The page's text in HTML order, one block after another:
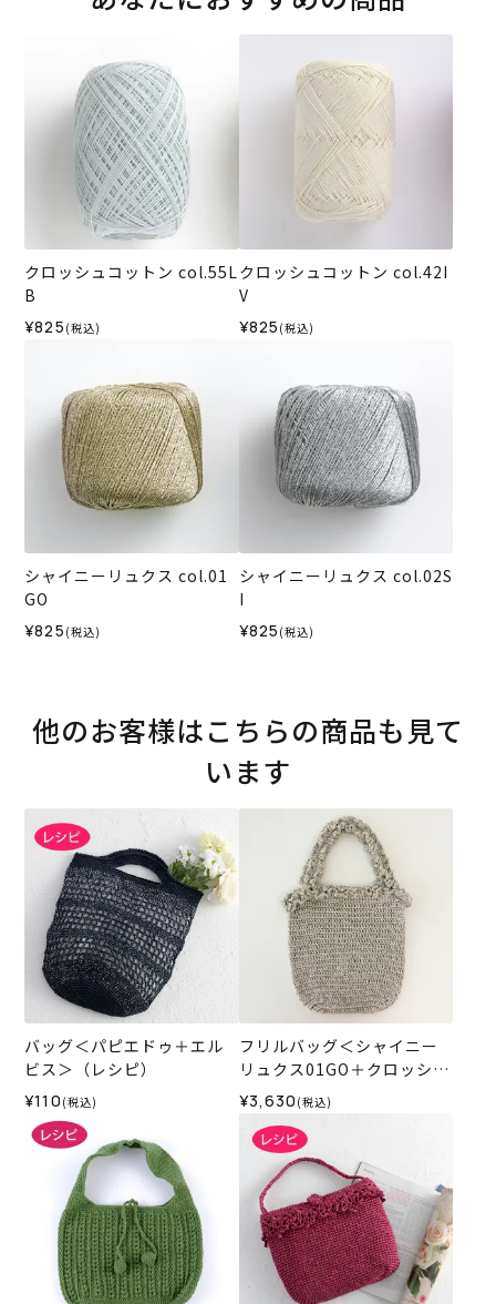
クロッシュコットン col.55L
B
¥825 (税込)
クロッシュコットン col.42I
V
¥825 (税込)
シャイニーリュクス col.01
GO
¥825 (税込)
シャイニーリュクス col.02S
I
¥825 (税込)
他のお客様はこちらの商品も見て
います
バッグ＜パピエドゥ＋エル
ビス＞（レシピ）
¥110 (税込)
フリルバッグ＜シャイニー
リュクス01GO＋クロッシュ
コットン42IV＞（編み物 材
料セット）
¥3,630 (税込)